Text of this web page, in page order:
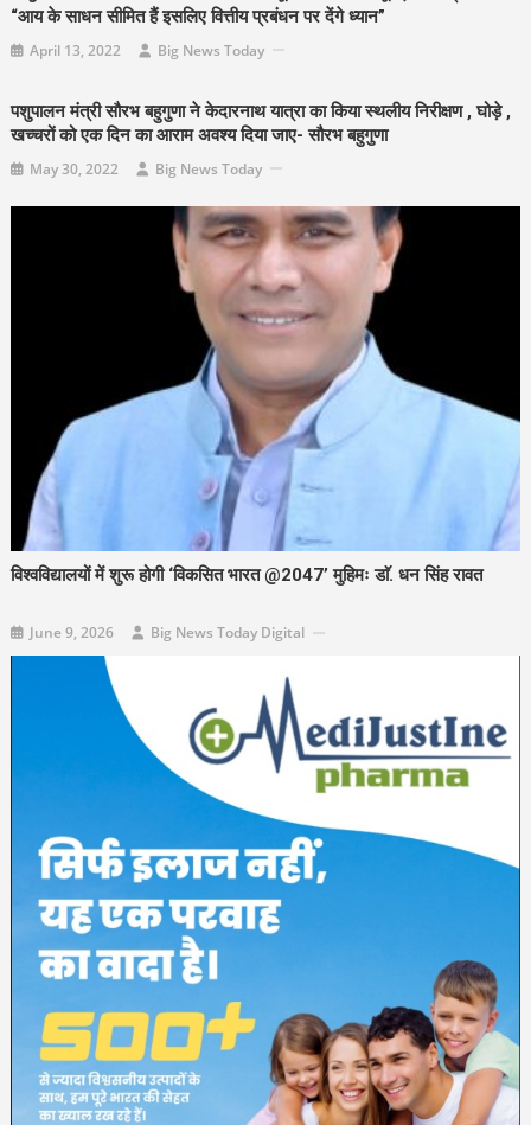
“आय के साधन सीमित हैं इसलिए वित्तीय प्रबंधन पर देंगे ध्यान”
April 13, 2022 Big News Today
पशुपालन मंत्री सौरभ बहुगुणा ने केदारनाथ यात्रा का किया स्थलीय निरीक्षण , घोड़े ,
खच्चरों को एक दिन का आराम अवश्य दिया जाए- सौरभ बहुगुणा
May 30, 2022 Big News Today
विश्वविद्यालयों में शुरू होगी ‘विकसित भारत @2047’ मुहिमः डाॅ. धन सिंह रावत
June 9, 2026 Big News Today Digital